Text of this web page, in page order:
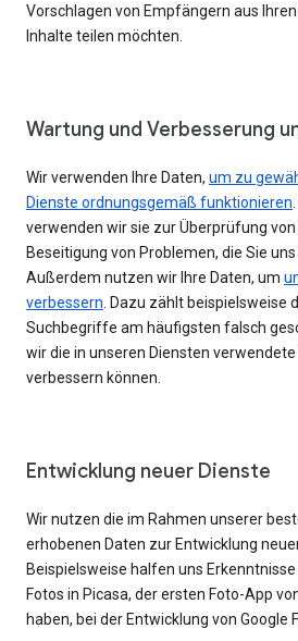
Vorschlagen von Empfängern aus
Inhalte teilen möchten.
Wartung und Verbesserung
Wir verwenden Ihre Daten, um zu
Dienste ordnungsgemäß funktionieren
verwenden wir sie zur Überprüfung
Beseitigung von Problemen, die Sie
Außerdem nutzen wir Ihre Daten, um
verbessern . Dazu zählt beispielsweise
Suchbegriffe am häufigsten falsch
wir die in unseren Diensten
verbessern können.
Entwicklung neuer Dienste
Wir nutzen die im Rahmen unserer
erhobenen Daten zur Entwicklung
Beispielsweise halfen uns
Fotos in Picasa, der ersten Foto-App
haben, bei der Entwicklung von Google